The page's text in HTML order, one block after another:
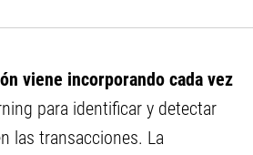
viene incorporando cada vez
para identificar y detectar
las transacciones. La